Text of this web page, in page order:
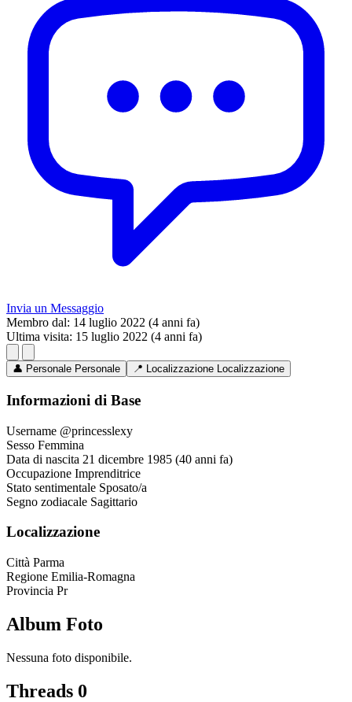
Invia un Messaggio
Membro dal: 14 luglio 2022 (4 anni fa)
Ultima visita: 15 luglio 2022 (4 anni fa)
👤 Personale Personale 📍 Localizzazione Localizzazione
Informazioni di Base
Username @princesslexy
Sesso Femmina
Data di nascita 21 dicembre 1985 (40 anni fa)
Occupazione Imprenditrice
Stato sentimentale Sposato/a
Segno zodiacale Sagittario
Localizzazione
Città Parma
Regione Emilia-Romagna
Provincia Pr
Album Foto
Nessuna foto disponibile.
Threads 0